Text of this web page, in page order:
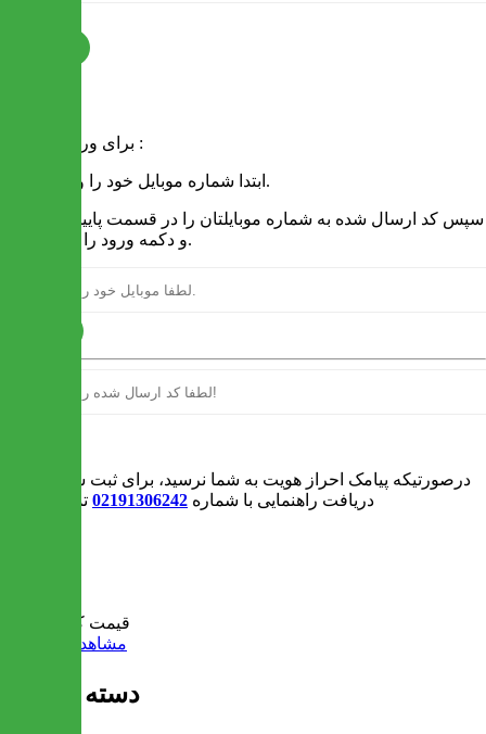
برای ورود به سایت :
1 - ابتدا شماره موبایل خود را وارد کنید.
و دکمه ورود را انتخاب کنید.
درصورتیکه پیامک احراز هویت به شما نرسید، برای ثبت سفارش و یا
دریافت راهنمایی با شماره 02191306242 تماس بگیرید
قیمت کل:
مشاهده سبد خرید
دسته بندی ها